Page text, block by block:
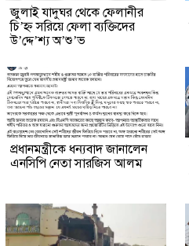
জুলাই যাদুঘর থেকে ফেলানীর
চি’হ্ন সরিয়ে ফেলা ব্যক্তিদের
উ’দ্দে’শ্য অ’শু’ভ
প্রধানমন্ত্রীকে ধন্যবাদ জানালেন
এনসিপি নেতা সারজিস আলম